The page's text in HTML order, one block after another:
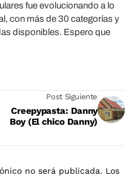
fue evolucionando a lo
con más de 30 categorías y
disponibles. Espero que
Post Siguiente
Creepypasta: Danny
Boy (El chico Danny)
no será publicada. Los